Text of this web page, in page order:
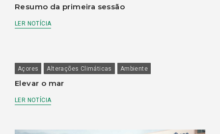
Resumo da primeira sessão
LER NOTÍCIA
Açores Alterações Climáticas Ambiente
Elevar o mar
LER NOTÍCIA